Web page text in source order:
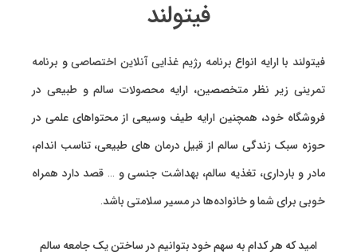
فیتولند
فیتولند با ارایه انواع برنامه رژیم غذایی آنلاین اختصاصیو برنامه
تمرینیزیر نظر متخصصین، ارایه محصولات سالم و طبیعی در
فروشگاه خود، همچنین ارایه طیف وسیعی از محتواهای علمی در
حوزه سبک زندگی سالم از قبیل درمان های طبیعی، تناسب اندام،
مادر و بارداری، تغذیه سالم، بهداشت جنسی و … قصد دارد همراه
خوبی برای شما و خانواده‌ها در مسیر سلامتی باشد.
امید که هر کدام به سهم خود بتوانیم در ساختن یک جامعه سالم